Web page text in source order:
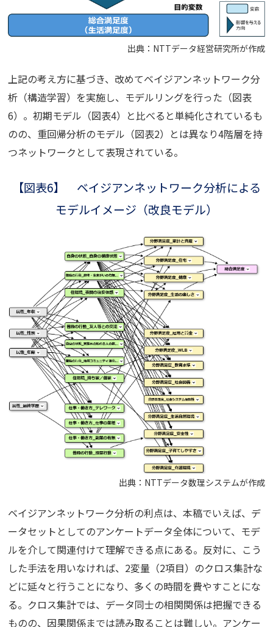
出典：NTTデータ経営研究所が作成
上記の考え方に基づき、改めてベイジアンネットワーク分
析（構造学習）を実施し、モデルリングを行った（図表
6）。初期モデル（図表4）と比べると単純化されているも
のの、重回帰分析のモデル（図表2）とは異なり4階層を持
つネットワークとして表現されている。
【図表6】 ベイジアンネットワーク分析による
モデルイメージ（改良モデル）
出典：NTTデータ数理システムが作成
ベイジアンネットワーク分析の利点は、本稿でいえば、デ
ータセットとしてのアンケートデータ全体について、モデ
ルを介して関連付けて理解できる点にある。反対に、こう
した手法を用いなければ、2変量（2項目）のクロス集計な
どに延々と行うことになり、多くの時間を費やすことにな
る。クロス集計では、データ同士の相関関係は把握できる
ものの、因果関係までは読み取ることは難しい。アンケー